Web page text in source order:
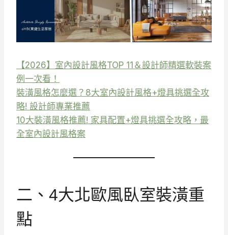
【2026】室內設計風格TOP 11＆設計師精選軟裝案
例一次看！
裝潢風格怎麼選？8大室內設計風格+燈具挑選全攻
略! 設計師專業推薦
10大裝潢風格推薦! 家具配置+燈具挑選全攻略，最
全室內設計風格案
二、4大北歐風臥室裝潢重
點